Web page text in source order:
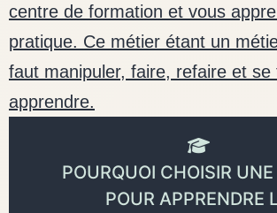
centre de formation et vous
pratique. Ce métier étant un
faut manipuler, faire, refaire et
apprendre.
POURQUOI CHOISIR UNE
POUR APPRENDRE